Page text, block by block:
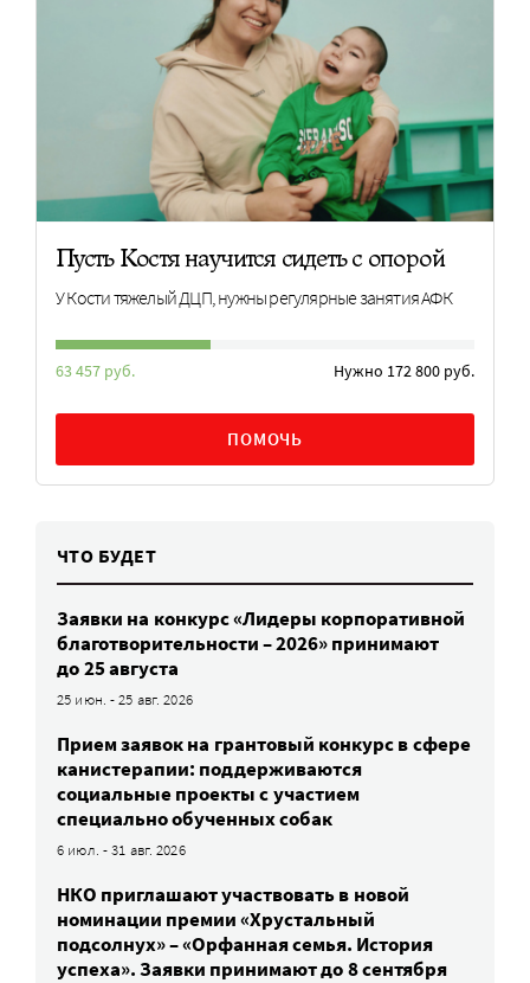
Пусть Костя научится сидеть с опорой
У Кости тяжелый ДЦП, нужны регулярные занятия АФК
63 457 руб. Нужно 172 800 руб.
ПОМОЧЬ
ЧТО БУДЕТ
Заявки на конкурс «Лидеры корпоративной
благотворительности – 2026» принимают
до 25 августа
25 июн. - 25 авг. 2026
Прием заявок на грантовый конкурс в сфере
канистерапии: поддерживаются
социальные проекты с участием
специально обученных собак
6 июл. - 31 авг. 2026
НКО приглашают участвовать в новой
номинации премии «Хрустальный
подсолнух» – «Орфанная семья. История
успеха». Заявки принимают до 8 сентября